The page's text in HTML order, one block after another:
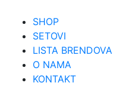
SHOP
SETOVI
LISTA BRENDOVA
O NAMA
KONTAKT